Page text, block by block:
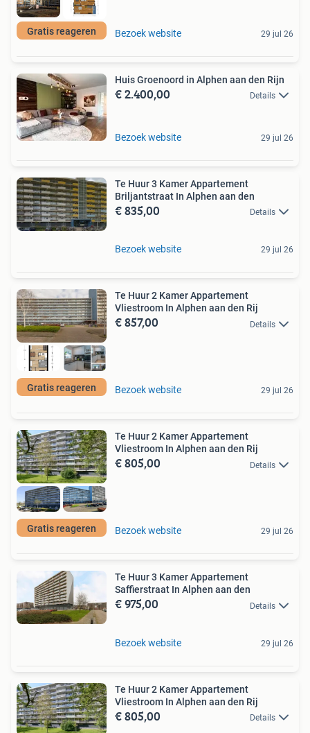
Gratis reageren Bezoek website 29 jul 26
Huis Groenoord in Alphen aan den Rijn
€ 2.400,00 Details
Bezoek website 29 jul 26
Te Huur 3 Kamer Appartement
Briljantstraat In Alphen aan den
€ 835,00 Details
Bezoek website 29 jul 26
Gratis reageren
Te Huur 2 Kamer Appartement
Vliestroom In Alphen aan den Rij
€ 857,00 Details
Bezoek website 29 jul 26
Gratis reageren
Te Huur 2 Kamer Appartement
Vliestroom In Alphen aan den Rij
€ 805,00 Details
Bezoek website 29 jul 26
Te Huur 3 Kamer Appartement
Saffierstraat In Alphen aan den
€ 975,00 Details
Bezoek website 29 jul 26
Te Huur 2 Kamer Appartement
Vliestroom In Alphen aan den Rij
€ 805,00 Details